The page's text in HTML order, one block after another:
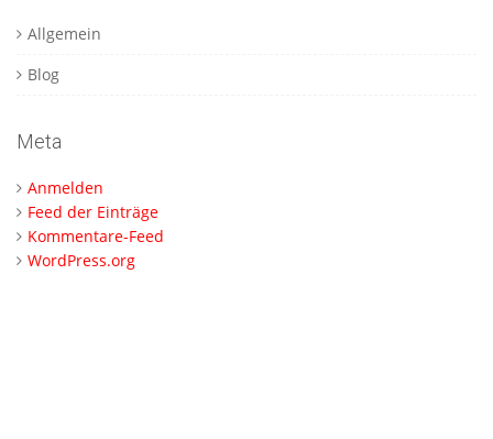
Allgemein
Blog
Meta
Anmelden
Feed der Einträge
Kommentare-Feed
WordPress.org